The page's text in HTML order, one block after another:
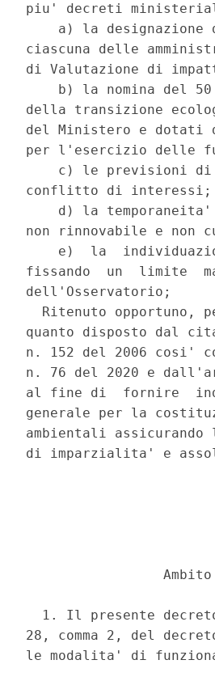
piu' decreti
a) la designazione
ciascuna delle
di Valutazione di
b) la nomina del
della transizione
del Ministero e dotati
per l'esercizio delle
c) le previsioni
conflitto di interessi;
d) la
non rinnovabile e
e)  la
fissando  un  limite
dell'Osservatorio;
Ritenuto opportuno,
quanto disposto dal
n. 152 del 2006 cosi'
n. 76 del 2020 e
al fine di  fornire
generale per la
ambientali
di imparzialita' e
1. Il presente
28, comma 2, del